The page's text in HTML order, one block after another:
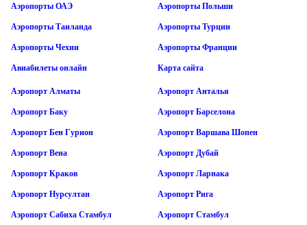
Аэропорты ОАЭ Аэропорты Польши
Аэропорты Таиланда Аэропорты Турции
Аэропорты Чехии Аэропорты Франции
Авиабилеты онлайн Карта сайта
Аэропорт Алматы Аэропорт Анталья
Аэропорт Баку Аэропорт Барселона
Аэропорт Бен Гурион Аэропорт Варшава Шопен
Аэропорт Вена Аэропорт Дубай
Аэропорт Краков Аэропорт Ларнака
Аэропорт Нурсултан Аэропорт Рига
Аэропорт Сабиха Стамбул Аэропорт Стамбул